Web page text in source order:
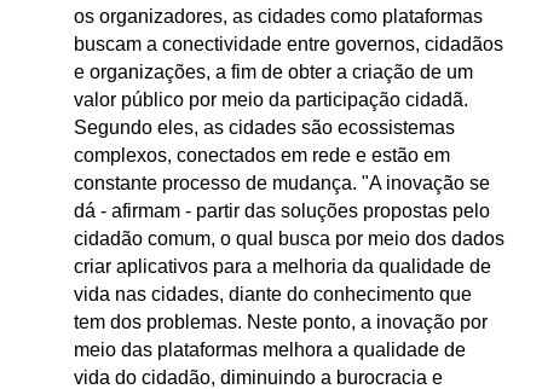
os organizadores, as cidades como plataformas
buscam a conectividade entre governos, cidadãos
e organizações, a fim de obter a criação de um
valor público por meio da participação cidadã.
Segundo eles, as cidades são ecossistemas
complexos, conectados em rede e estão em
constante processo de mudança. "A inovação se
dá - afirmam - partir das soluções propostas pelo
cidadão comum, o qual busca por meio dos dados
criar aplicativos para a melhoria da qualidade de
vida nas cidades, diante do conhecimento que
tem dos problemas. Neste ponto, a inovação por
meio das plataformas melhora a qualidade de
vida do cidadão, diminuindo a burocracia e